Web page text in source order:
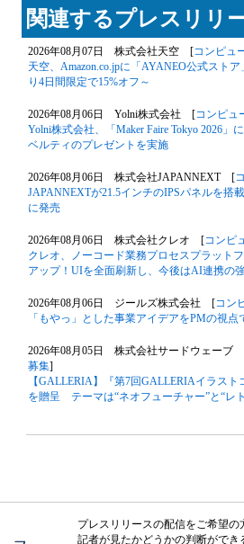
関連するプレスリリ
2026年08月07日 株式会社天空 [コンピュ
天空、Amazon.co.jpに「AYANEO公式スト
り4日間限定で15%オフ～
2026年08月06日 Yolni株式会社 [コンピュ
Yolni株式会社、「Maker Faire Tokyo 2026
ベルティのプレゼントを実施
2026年08月06日 株式会社JAPANNEXT [
JAPANNEXTが21.5インチのIPSパネルを搭
に発売
2026年08月06日 株式会社クレオ [コンピ
クレオ、ノーコード業務プロセスプラット
アップ！UIを全面刷新し、今後はAI連携の
2026年08月06日 ジールズ株式会社 [コン
「もやっ」とした事業アイデアをPMの視
2026年08月05日 株式会社サードウェー
募集]
【GALLERIA】『第7回GALLERIAイラス
を贈呈 テーマは“ネオフューチャー”と“レ
プレスリリースの配信をご希望の
記者が見たかどうかの判断がで